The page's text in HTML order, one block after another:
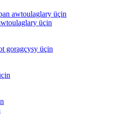
awtoulaglary üçin
üçin
goragçysy üçin